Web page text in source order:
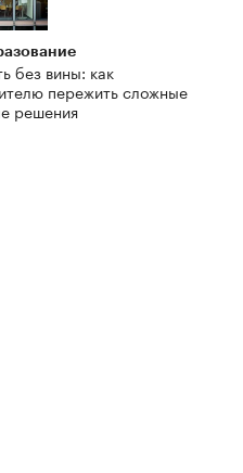
без вины: как
пережить сложные
решения